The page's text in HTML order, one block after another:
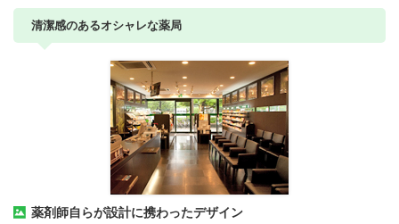
清潔感のあるオシャレな薬局
薬剤師自らが設計に携わったデザイン